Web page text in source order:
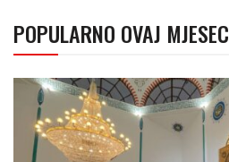
POPULARNO OVAJ MJESEC